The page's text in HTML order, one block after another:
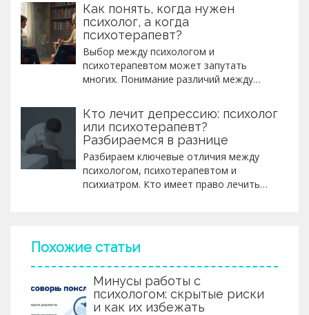
Как понять, когда нужен
психолог, а когда
психотерапевт?
Выбор между психологом и
психотерапевтом может запутать
многих. Понимание различий между
подходящего, в зависимости от ваших
нужд. В статье рассказывается, когда
следует обратиться к психологу, а когда
лучше выбрать психотерапевта. Также
приведены советы и признаки,
указывающие на необходимость
профессиональной помощи. Статья
Кто лечит депрессию: психолог
или психотерапевт?
Разбираемся в разнице
Разбираем ключевые отличия между
психологом, психотерапевтом и
психиатром. Кто имеет право лечить
Похожие статьи
Минусы работы с
психологом: скрытые риски
и как их избежать